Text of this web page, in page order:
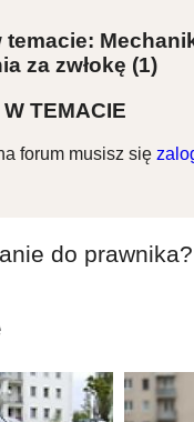
temacie:
za zwłokę (1)
TEMACIE
forum musisz się
do prawnika?